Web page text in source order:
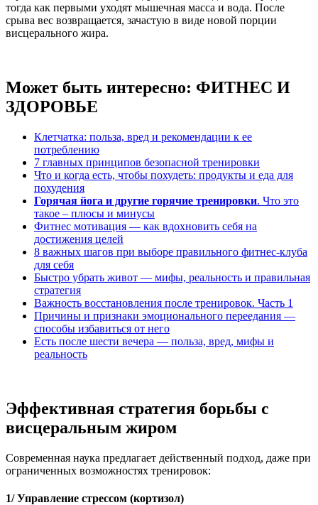
тогда как первыми уходят мышечная масса и вода. После
срыва вес возвращается, зачастую в виде новой порции
висцерального жира.
Может быть интересно: ФИТНЕС И
ЗДОРОВЬЕ
Клетчатка: польза, вред и рекомендации к ее
потреблению
7 главных принципов безопасной тренировки
Что и когда есть, чтобы похудеть: продукты и еда для
похудения
Горячая йога и другие горячие тренировки. Что это
такое – плюсы и минусы
Фитнес мотивация — как вдохновить себя на
достижения целей
8 важных шагов при выборе правильного фитнес-клуба
для себя
Быстро убрать живот — мифы, реальность и правильная
стратегия
Важность восстановления после тренировок. Часть 1
Причины и признаки эмоционального переедания —
способы избавиться от него
Есть после шести вечера — польза, вред, мифы и
реальность
Эффективная стратегия борьбы с
висцеральным жиром
Современная наука предлагает действенный подход, даже при
ограниченных возможностях тренировок:
1/ Управление стрессом (кортизол)